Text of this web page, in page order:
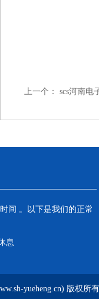
上一个： scs河南电
间 。以下是我们的正常
息
yueheng.cn) 版权所